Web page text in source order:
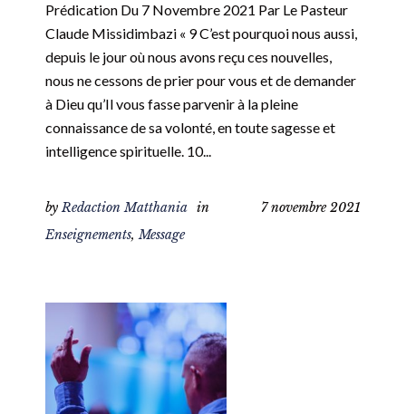
Prédication Du 7 Novembre 2021 Par Le Pasteur
Claude Missidimbazi « 9 C’est pourquoi nous aussi,
depuis le jour où nous avons reçu ces nouvelles,
nous ne cessons de prier pour vous et de demander
à Dieu qu’Il vous fasse parvenir à la pleine
connaissance de sa volonté, en toute sagesse et
intelligence spirituelle. 10...
7 novembre 2021
byRedaction Matthania in
Enseignements,Message